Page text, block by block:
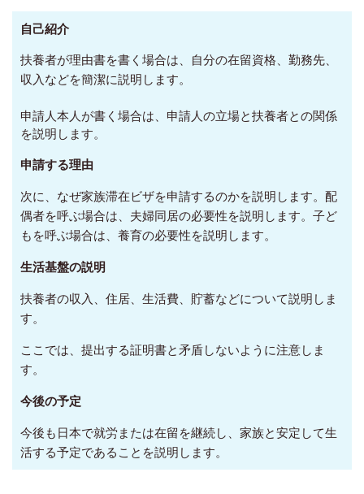
自己紹介
扶養者が理由書を書く場合は、自分の在留資格、勤務先、
収入などを簡潔に説明します。
申請人本人が書く場合は、申請人の立場と扶養者との関係
を説明します。
申請する理由
次に、なぜ家族滞在ビザを申請するのかを説明します。配
偶者を呼ぶ場合は、夫婦同居の必要性を説明します。子ど
もを呼ぶ場合は、養育の必要性を説明します。
生活基盤の説明
扶養者の収入、住居、生活費、貯蓄などについて説明しま
す。
ここでは、提出する証明書と矛盾しないように注意しま
す。
今後の予定
今後も日本で就労または在留を継続し、家族と安定して生
活する予定であることを説明します。